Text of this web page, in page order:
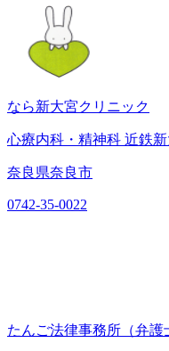
なら新大宮クリニック
心療内科・精神科 近鉄
奈良県奈良市
0742-35-0022
たんご法律事務所（弁護